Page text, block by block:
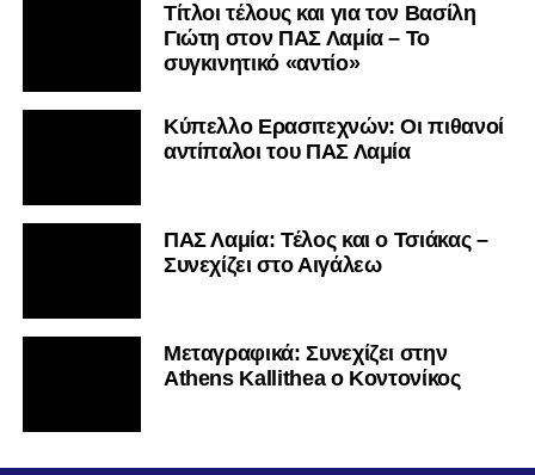
Τίτλοι τέλους και για τον Βασίλη
Γιώτη στον ΠΑΣ Λαμία – Το
συγκινητικό «αντίο»
Κύπελλο Ερασιτεχνών: Οι πιθανοί
αντίπαλοι του ΠΑΣ Λαμία
ΠΑΣ Λαμία: Τέλος και ο Τσιάκας –
Συνεχίζει στο Αιγάλεω
Mεταγραφικά: Συνεχίζει στην
Athens Kallithea ο Κοντονίκος